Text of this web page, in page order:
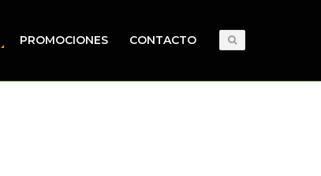
PROMOCIONES CONTACTO